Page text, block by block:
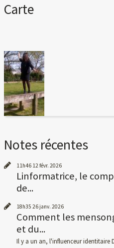
Carte
Notes récentes
11h46 12févr. 2026
Linformatrice, le
de...
18h35 26 janv. 2026
Comment les
et du...
Il y a un an, l'influenceur identitaire